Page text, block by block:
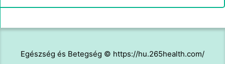
Egészség és Betegség © https://hu.265health.com/